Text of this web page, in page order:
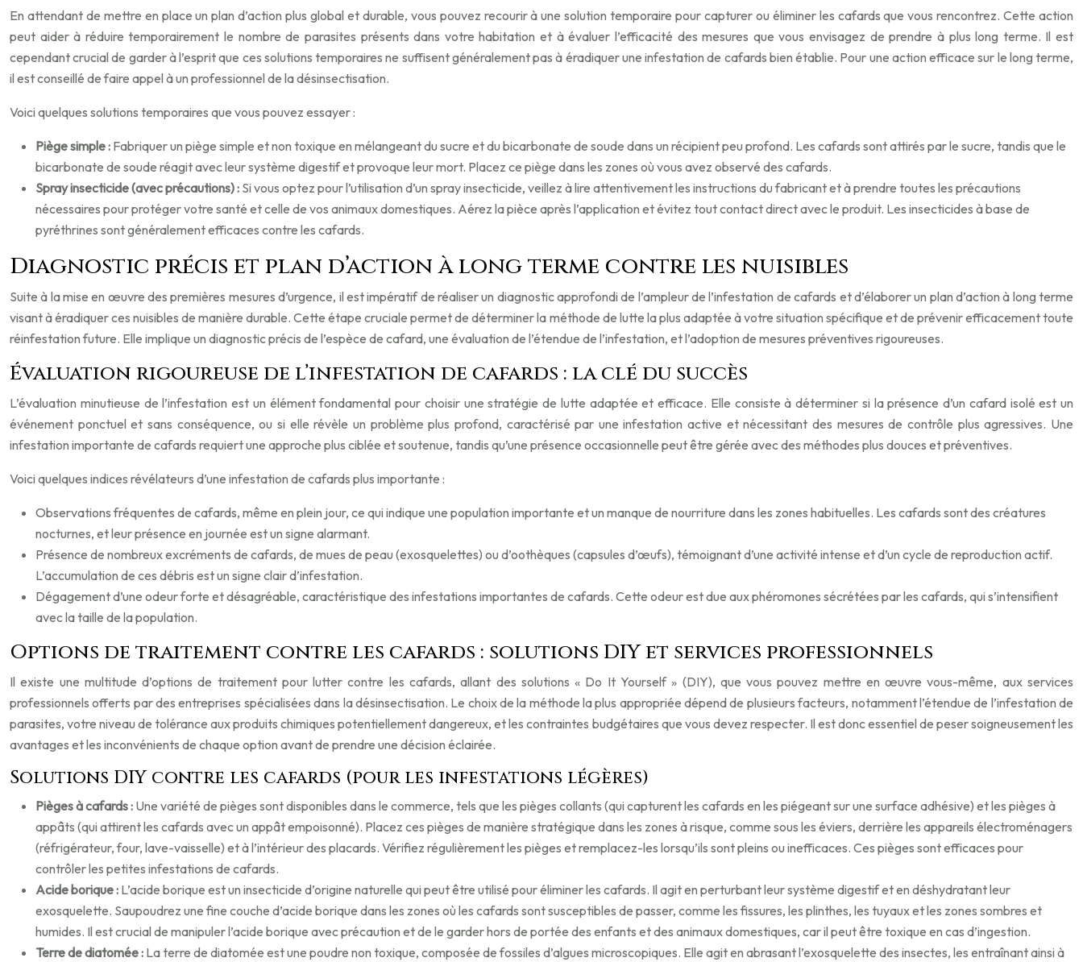
En attendant de mettre en place un plan d’action plus global et durable, vous pouvez recourir à une solution temporaire pour capturer ou éliminer les cafards que vous rencontrez. Cette action
peut aider à réduire temporairement le nombre de parasites présents dans votre habitation et à évaluer l’efficacité des mesures que vous envisagez de prendre à plus long terme. Il est
cependant crucial de garder à l’esprit que ces solutions temporaires ne suffisent généralement pas à éradiquer une infestation de cafards bien établie. Pour une action efficace sur le long terme,
il est conseillé de faire appel à un professionnel de la désinsectisation.
Voici quelques solutions temporaires que vous pouvez essayer :
Piège simple : Fabriquer un piège simple et non toxique en mélangeant du sucre et du bicarbonate de soude dans un récipient peu profond. Les cafards sont attirés par le sucre, tandis que le
bicarbonate de soude réagit avec leur système digestif et provoque leur mort. Placez ce piège dans les zones où vous avez observé des cafards.
Spray insecticide (avec précautions) : Si vous optez pour l’utilisation d’un spray insecticide, veillez à lire attentivement les instructions du fabricant et à prendre toutes les précautions
nécessaires pour protéger votre santé et celle de vos animaux domestiques. Aérez la pièce après l’application et évitez tout contact direct avec le produit. Les insecticides à base de
pyréthrines sont généralement efficaces contre les cafards.
Diagnostic précis et plan d’action à long terme contre les nuisibles
Suite à la mise en œuvre des premières mesures d’urgence, il est impératif de réaliser un diagnostic approfondi de l’ampleur de l’infestation de cafards et d’élaborer un plan d’action à long terme
visant à éradiquer ces nuisibles de manière durable. Cette étape cruciale permet de déterminer la méthode de lutte la plus adaptée à votre situation spécifique et de prévenir efficacement toute
réinfestation future. Elle implique un diagnostic précis de l’espèce de cafard, une évaluation de l’étendue de l’infestation, et l’adoption de mesures préventives rigoureuses.
Évaluation rigoureuse de l’infestation de cafards : la clé du succès
L’évaluation minutieuse de l’infestation est un élément fondamental pour choisir une stratégie de lutte adaptée et efficace. Elle consiste à déterminer si la présence d’un cafard isolé est un
événement ponctuel et sans conséquence, ou si elle révèle un problème plus profond, caractérisé par une infestation active et nécessitant des mesures de contrôle plus agressives. Une
infestation importante de cafards requiert une approche plus ciblée et soutenue, tandis qu’une présence occasionnelle peut être gérée avec des méthodes plus douces et préventives.
Voici quelques indices révélateurs d’une infestation de cafards plus importante :
Observations fréquentes de cafards, même en plein jour, ce qui indique une population importante et un manque de nourriture dans les zones habituelles. Les cafards sont des créatures
nocturnes, et leur présence en journée est un signe alarmant.
Présence de nombreux excréments de cafards, de mues de peau (exosquelettes) ou d’oothèques (capsules d’œufs), témoignant d’une activité intense et d’un cycle de reproduction actif.
L’accumulation de ces débris est un signe clair d’infestation.
Dégagement d’une odeur forte et désagréable, caractéristique des infestations importantes de cafards. Cette odeur est due aux phéromones sécrétées par les cafards, qui s’intensifient
avec la taille de la population.
Options de traitement contre les cafards : solutions DIY et services professionnels
Il existe une multitude d’options de traitement pour lutter contre les cafards, allant des solutions « Do It Yourself » (DIY), que vous pouvez mettre en œuvre vous-même, aux services
professionnels offerts par des entreprises spécialisées dans la désinsectisation. Le choix de la méthode la plus appropriée dépend de plusieurs facteurs, notamment l’étendue de l’infestation de
parasites, votre niveau de tolérance aux produits chimiques potentiellement dangereux, et les contraintes budgétaires que vous devez respecter. Il est donc essentiel de peser soigneusement les
avantages et les inconvénients de chaque option avant de prendre une décision éclairée.
Solutions DIY contre les cafards (pour les infestations légères)
Pièges à cafards : Une variété de pièges sont disponibles dans le commerce, tels que les pièges collants (qui capturent les cafards en les piégeant sur une surface adhésive) et les pièges à
appâts (qui attirent les cafards avec un appât empoisonné). Placez ces pièges de manière stratégique dans les zones à risque, comme sous les éviers, derrière les appareils électroménagers
(réfrigérateur, four, lave-vaisselle) et à l’intérieur des placards. Vérifiez régulièrement les pièges et remplacez-les lorsqu’ils sont pleins ou inefficaces. Ces pièges sont efficaces pour
contrôler les petites infestations de cafards.
Acide borique : L’acide borique est un insecticide d’origine naturelle qui peut être utilisé pour éliminer les cafards. Il agit en perturbant leur système digestif et en déshydratant leur
exosquelette. Saupoudrez une fine couche d’acide borique dans les zones où les cafards sont susceptibles de passer, comme les fissures, les plinthes, les tuyaux et les zones sombres et
humides. Il est crucial de manipuler l’acide borique avec précaution et de le garder hors de portée des enfants et des animaux domestiques, car il peut être toxique en cas d’ingestion.
Terre de diatomée : La terre de diatomée est une poudre non toxique, composée de fossiles d’algues microscopiques. Elle agit en abrasant l’exosquelette des insectes, les entraînant ainsi à